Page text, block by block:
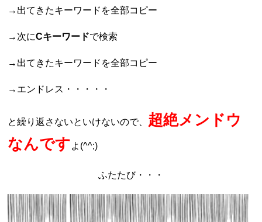
→出てきたキーワードを全部コピー
→次にCキーワードで検索
→出てきたキーワードを全部コピー
→エンドレス・・・・・
と繰り返さないといけないので、 超絶メンドウ
なんですよ(^^;)
ふたたび・・・